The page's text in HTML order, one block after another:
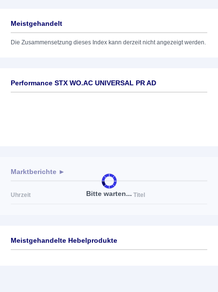
Meistgehandelt
Die Zusammensetzung dieses Index kann derzeit nicht angezeigt werden.
Performance STX WO.AC UNIVERSAL PR AD
Bitte warten...
Marktberichte ►
Uhrzeit Titel
Meistgehandelte Hebelprodukte